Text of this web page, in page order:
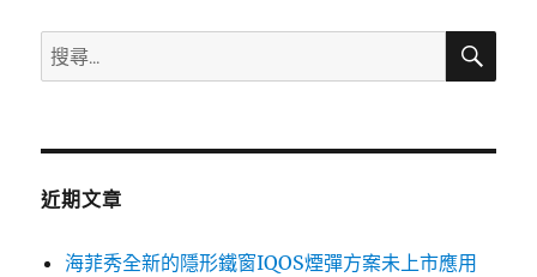
搜
尋
鍵
搜
近期文章
海菲秀全新的隱形鐵窗IQOS煙彈方案未上市應用